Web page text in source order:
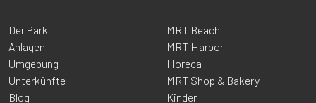
Der Park
Anlagen
Umgebung
Unterkünfte
Blog
MRT Beach
MRT Harbor
Horeca
MRT Shop & Bakery
Kinder